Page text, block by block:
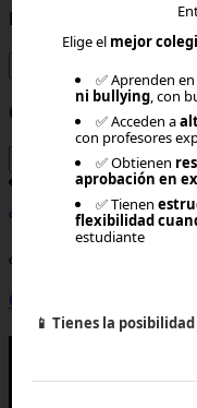
Rut o Email
Contraseña
¿Olvidaste tu
¿Aún no tienes cuenta?
Crear una cuenta
Elige el mejor
✅ Aprenden
ni bullying, con
✅ Acceden a
con profesores
✅ Obtienen
aprobación en
✅ Tienen
flexibilidad
estudiante
📱 Tienes la